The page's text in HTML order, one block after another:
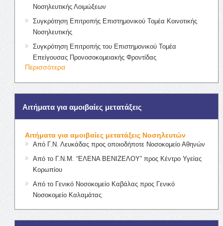
Νοσηλευτικής Λοιμώξεων
Συγκρότηση Επιτροπής Επιστημονικού Τομέα Κοινοτικής
Νοσηλευτικής
Συγκρότηση Επιτροπής του Επιστημονικού Τομέα
Επείγουσας Προνοσοκομειακής Φροντίδας
Περισσότερα
Αιτήματα για αμοιβαίες μετατάξεις
Αιτήματα για αμοιβαίες μετατάξεις Νοσηλευτών
Από Γ.Ν. Λευκάδας προς οποιοδήποτε Νοσοκομείο Αθηνών
Από το Γ.Ν.Μ. “ΕΛΕΝΑ ΒΕΝΙΖΕΛΟΥ” προς Κέντρο Υγείας
Κορωπίου
Από το Γενικό Νοσοκομείο Καβάλας προς Γενικό
Νοσοκομείο Καλαμάτας